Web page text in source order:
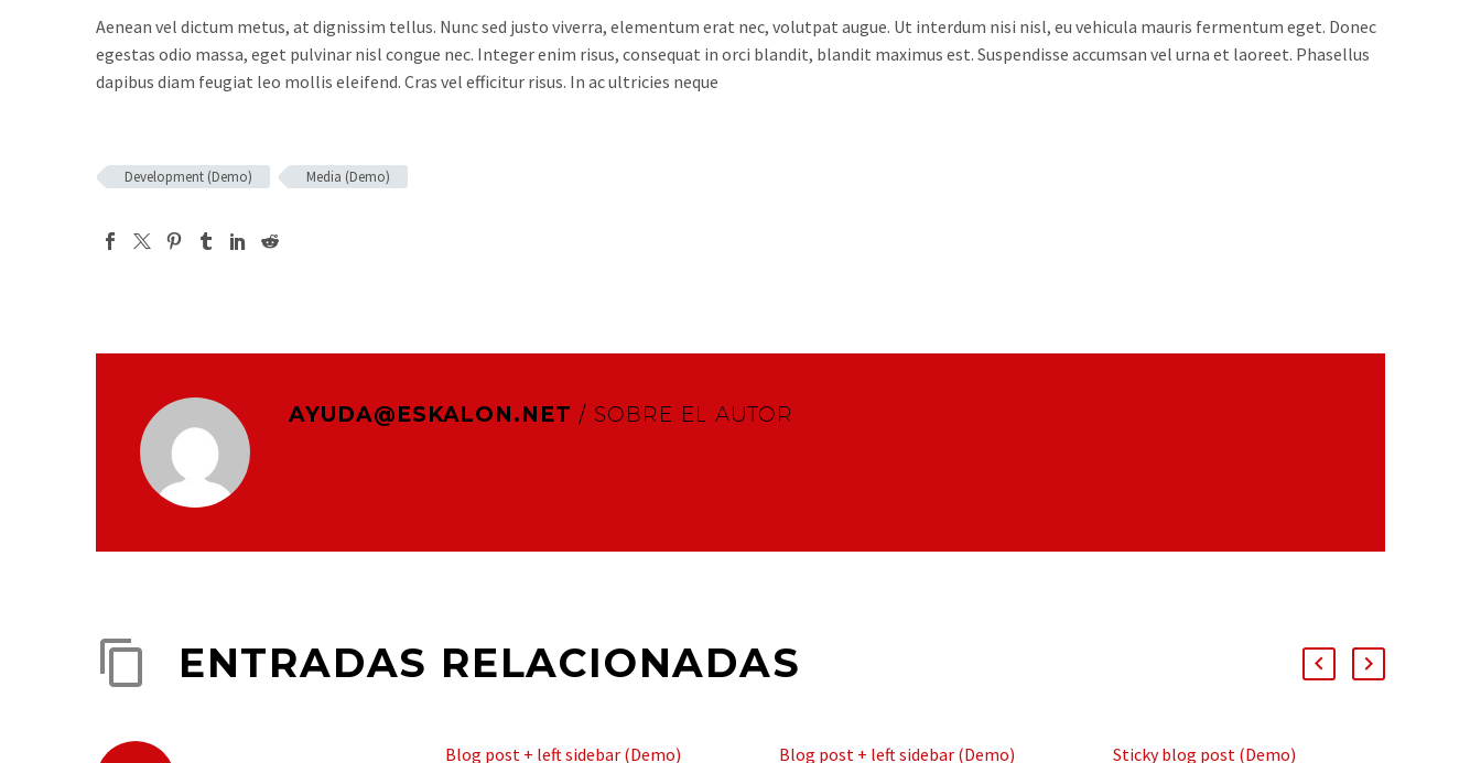
Aenean vel dictum metus, at dignissim tellus. Nunc sed justo viverra, elementum erat nec, volutpat augue. Ut interdum nisi nisl, eu vehicula mauris fermentum eget. Donec
egestas odio massa, eget pulvinar nisl congue nec. Integer enim risus, consequat in orci blandit, blandit maximus est. Suspendisse accumsan vel urna et laoreet. Phasellus
dapibus diam feugiat leo mollis eleifend. Cras vel efficitur risus. In ac ultricies neque
Development (Demo) Media (Demo)
AYUDA@ESKALON.NET/ SOBRE EL AUTOR
ENTRADAS RELACIONADAS
Blog post + left sidebar (Demo)
Blog post + left sidebar (Demo)
Sticky blog post (Demo)